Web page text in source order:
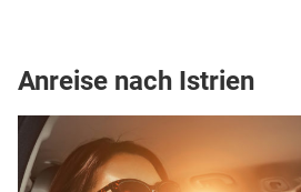
Anreise nach Istrien